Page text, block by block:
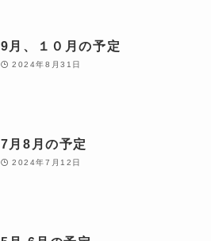
9月、１０月の予定
2024年8月31日
7月8月の予定
2024年7月12日